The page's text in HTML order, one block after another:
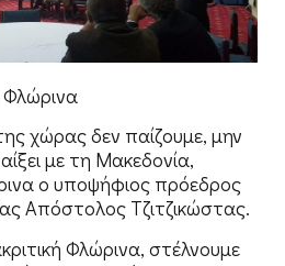
Φλώρινα
χώρας δεν παίζουμε, μην
με τη Μακεδονία,
ο υποψήφιος πρόεδρος
Απόστολος Τζιτζικώστας.
Φλώρινα, στέλνουμε